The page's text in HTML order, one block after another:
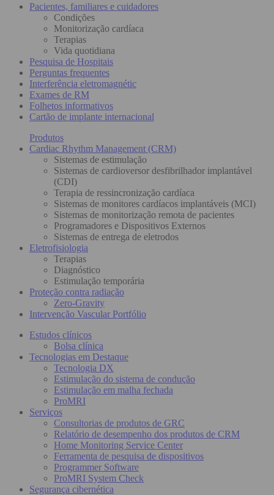
Pacientes, familiares e cuidadores
Condições
Monitorização cardíaca
Terapias
Vida quotidiana
Pesquisa de Hospitais
Perguntas frequentes
Interferência eletromagnétic
Exames de RM
Folhetos informativos
Cartão de implante internacional
Produtos
Cardiac Rhythm Management (CRM)
Sistemas de estimulação
Sistemas de cardioversor desfibrilhador implantável
(CDI)
Terapia de ressincronização cardíaca
Sistemas de monitores cardíacos implantáveis (MCI)
Sistemas de monitorização remota de pacientes
Programadores e Dispositivos Externos
Sistemas de entrega de eletrodos
Eletrofisiologia
Terapias
Diagnóstico
Estimulação temporária
Proteção contra radiação
Zero-Gravity
Intervenção Vascular Portfólio
Estudos clínicos
Bolsa clínica
Tecnologias em Destaque
Tecnologia DX
Estimulação do sistema de condução
Estimulação em malha fechada
ProMRI
Serviços
Consultorias de produtos de GRC
Relatório de desempenho dos produtos de CRM
Home Monitoring Service Center
Ferramenta de pesquisa de dispositivos
Programmer Software
ProMRI System Check
Segurança cibernética